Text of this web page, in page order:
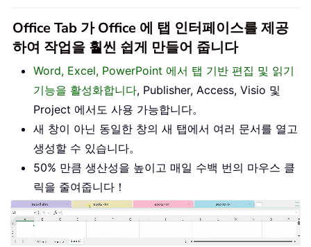
Office Tab 가 Office 에 탭 인터페이스를 제공
하여 작업을 훨씬 쉽게 만들어 줍니다
Word, Excel, PowerPoint 에서 탭 기반 편집 및 읽기
기능을 활성화합니다, Publisher, Access, Visio 및
Project 에서도 사용 가능합니다。
새 창이 아닌 동일한 창의 새 탭에서 여러 문서를 열고
생성할 수 있습니다。
50% 만큼 생산성을 높이고 매일 수백 번의 마우스 클
릭을 줄여줍니다！